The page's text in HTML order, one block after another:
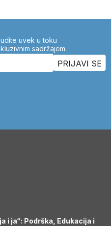
uvek u toku
sadržajem.
i ja“: Podrška, Edukacija i